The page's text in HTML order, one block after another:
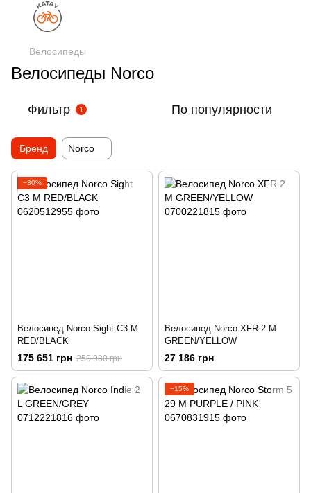
Велосипеды
Велосипеды Norco
Фильтр 1 По популярности
Бренд Norco
−30%
Велосипед Norco Sight C3 M
RED/BLACK
175 651 грн 250 930 грн
Велосипед Norco XFR 2 M
GREEN/YELLOW
27 186 грн
−15%